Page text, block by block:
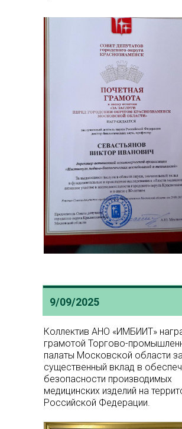
9/09/2025
Коллектив АНО «ИМБИИТ»
грамотой Торгово-
палаты Московской области
существенный вклад в
безопасности производимых
медицинских изделий на
Российской Федерации.